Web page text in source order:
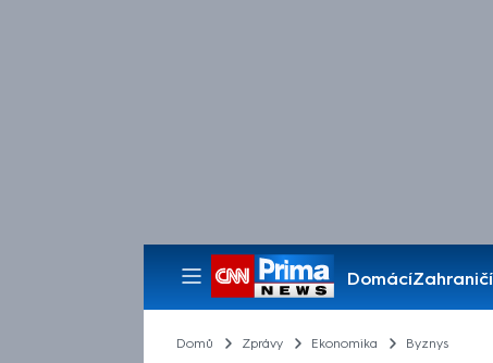
DomácíZahraničí
Pořady
Domů Zprávy Ekonomika Byznys